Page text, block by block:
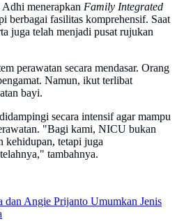
menerapkan Family Integrated
berbagai fasilitas komprehensif. Saat
juga telah menjadi pusat rujukan
perawatan secara mendasar. Orang
Namun, ikut terlibat
bayi.
secara intensif agar mampu
"Bagi kami, NICU bukan
kehidupan, tetapi juga
tambahnya.
dan Angie Prijanto Umumkan Jenis